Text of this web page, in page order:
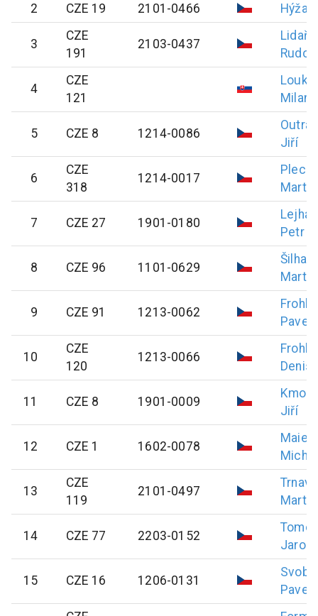
2
CZE 19 2101-0466 Hýža
3
CZE
191
2103-0437
Lidařík
Rudolf
4
CZE
121
Milan
5 CZE 8 1214-0086
Jiří
6
CZE
318
1214-0017
Martin
7 CZE 27 1901-0180
Petr
8 CZE 96 1101-0629
Martin
9 CZE 91 1213-0062
Pavel
10
CZE
120
1213-0066
Denis
11 CZE 8 1901-0009
Jiří
12 CZE 1 1602-0078
Maier
13
CZE
119
2101-0497
Martin
14 CZE 77 2203-0152
Tomek
15 CZE 16 1206-0131
Pavel